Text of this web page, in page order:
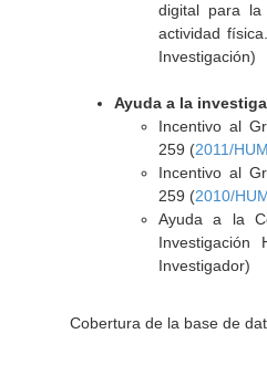
digital para
actividad
Investigación)
Ayuda a la
Incentivo al
259 (2011/
Incentivo al
259 (2010/
Ayuda a la
Investigación
Investigador)
Cobertura de la base de